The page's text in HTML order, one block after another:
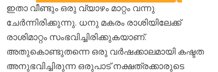
ഇതാ വീണ്ടും ഒരു വ്യാഴം മാറ്റം വന്നു
ചേർന്നിരിക്കുന്നു. ധനു മകരം രാശിയിലേക്ക്
രാശിമാറ്റം സംഭവിച്ചിരിക്കുകയാണ്.
അതുകൊണ്ടുതന്നെ ഒരു വർഷക്കാലമായി കഷ്ടത
അനുഭവിച്ചിരുന്ന ഒരുപാട് നക്ഷത്രക്കാരുടെ